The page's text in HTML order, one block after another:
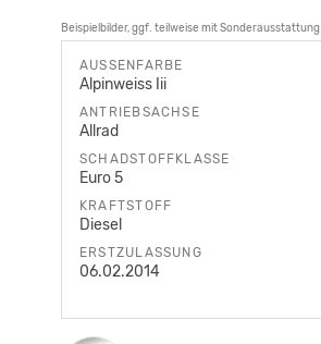
Beispielbilder, ggf. teilweise mit Sonderausstattung
AUSSENFARBE
Alpinweiss Iii
ANTRIEBSACHSE
Allrad
SCHADSTOFFKLASSE
Euro 5
KRAFTSTOFF
Diesel
ERSTZULASSUNG
06.02.2014